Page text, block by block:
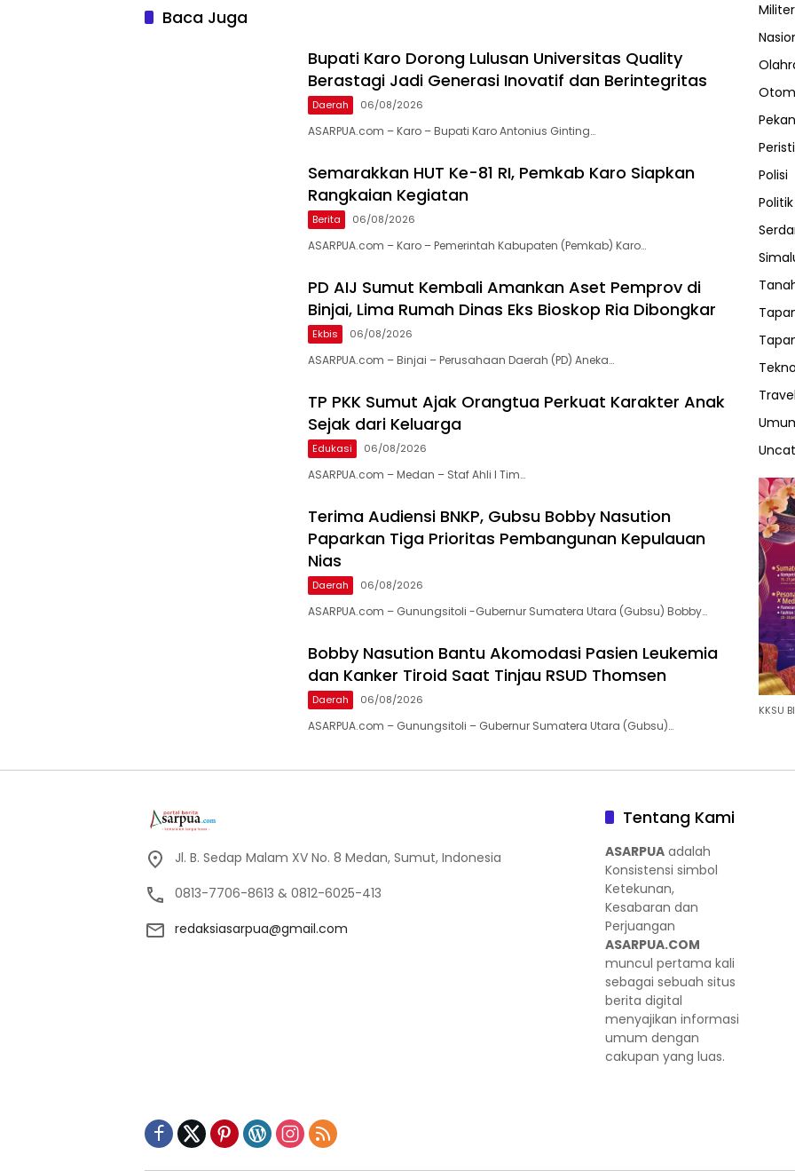
Baca Juga
Bupati Karo Dorong Lulusan Universitas Quality
Berastagi Jadi Generasi Inovatif dan Berintegritas
Daerah 06/08/2026
ASARPUA.com – Karo – Bupati Karo Antonius Ginting…
Semarakkan HUT Ke-81 RI, Pemkab Karo Siapkan
Rangkaian Kegiatan
Berita 06/08/2026
ASARPUA.com – Karo – Pemerintah Kabupaten (Pemkab) Karo…
PD AIJ Sumut Kembali Amankan Aset Pemprov di
Binjai, Lima Rumah Dinas Eks Bioskop Ria Dibongkar
Ekbis 06/08/2026
ASARPUA.com – Binjai – Perusahaan Daerah (PD) Aneka…
TP PKK Sumut Ajak Orangtua Perkuat Karakter Anak
Sejak dari Keluarga
Edukasi 06/08/2026
ASARPUA.com – Medan – Staf Ahli I Tim…
Terima Audiensi BNKP, Gubsu Bobby Nasution
Paparkan Tiga Prioritas Pembangunan Kepulauan
Nias
Daerah 06/08/2026
ASARPUA.com – Gunungsitoli -Gubernur Sumatera Utara (Gubsu) Bobby…
Bobby Nasution Bantu Akomodasi Pasien Leukemia
dan Kanker Tiroid Saat Tinjau RSUD Thomsen
Daerah 06/08/2026
ASARPUA.com – Gunungsitoli – Gubernur Sumatera Utara (Gubsu)…
Militer
Polisi
Politik
Travel
KKSU BI
Jl. B. Sedap Malam XV No. 8 Medan, Sumut, Indonesia
0813-7706-8613 & 0812-6025-413
redaksiasarpua@gmail.com
Tentang Kami
ASARPUA adalah
Konsistensi simbol
Ketekunan,
Kesabaran dan
Perjuangan
ASARPUA.COM
muncul pertama kali
sebagai sebuah situs
berita digital
menyajikan informasi
umum dengan
cakupan yang luas.